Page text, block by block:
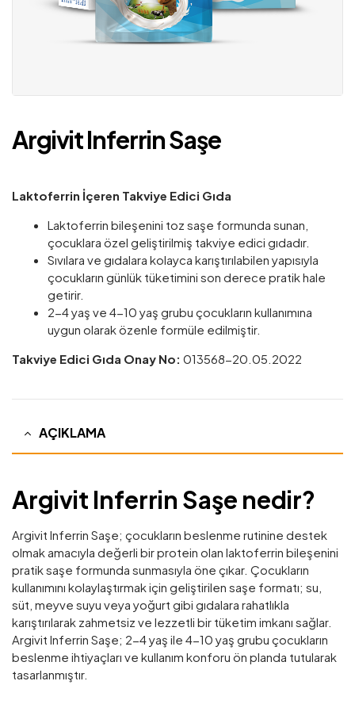
Argivit Inferrin Saşe
Laktoferrin İçeren Takviye Edici Gıda
Laktoferrin bileşenini toz saşe formunda sunan,
çocuklara özel geliştirilmiş takviye edici gıdadır.
Sıvılara ve gıdalara kolayca karıştırılabilen yapısıyla
çocukların günlük tüketimini son derece pratik hale
getirir.
2-4 yaş ve 4-10 yaş grubu çocukların kullanımına
uygun olarak özenle formüle edilmiştir.
Takviye Edici Gıda Onay No: 013568-20.05.2022
AÇIKLAMA
Argivit Inferrin Saşe nedir?
Argivit Inferrin Saşe; çocukların beslenme rutinine destek
olmak amacıyla değerli bir protein olan laktoferrin bileşenini
pratik saşe formunda sunmasıyla öne çıkar. Çocukların
kullanımını kolaylaştırmak için geliştirilen saşe formatı; su,
süt, meyve suyu veya yoğurt gibi gıdalara rahatlıkla
karıştırılarak zahmetsiz ve lezzetli bir tüketim imkanı sağlar.
Argivit Inferrin Saşe; 2-4 yaş ile 4-10 yaş grubu çocukların
beslenme ihtiyaçları ve kullanım konforu ön planda tutularak
tasarlanmıştır.